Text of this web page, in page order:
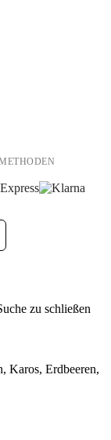
zu schließen
Karos, Erdbeeren,